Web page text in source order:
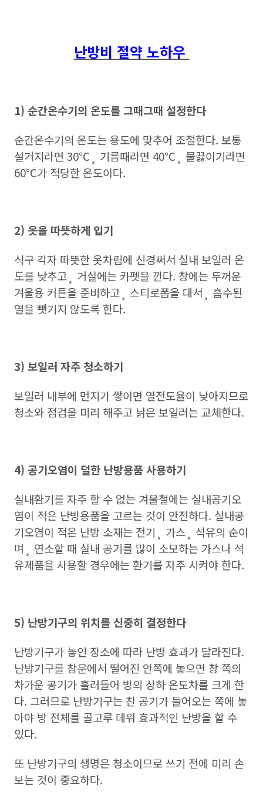
난방비 절약 노하우
1) 순간온수기의 온도를 그때그때 설정한다
순간온수기의 온도는 용도에 맞추어 조절한다. 보통
설거지라면 30℃¸ 기름때라면 40℃¸ 물끓이기라면
60℃가 적당한 온도이다.
2) 옷을 따뜻하게 입기
식구 각자 따뜻한 옷차림에 신경써서 실내 보일러 온
도를 낮추고¸ 거실에는 카펫을 깐다. 창에는 두꺼운
겨울용 커튼을 준비하고¸ 스티로폼을 대서¸ 흡수된
열을 뺏기지 않도록 한다.
3) 보일러 자주 청소하기
보일러 내부에 먼지가 쌓이면 열전도율이 낮아지므로
청소와 점검을 미리 해주고 낡은 보일러는 교체한다.
4) 공기오염이 덜한 난방용품 사용하기
실내환기를 자주 할 수 없는 겨울철에는 실내공기오
염이 적은 난방용품을 고르는 것이 안전하다. 실내공
기오염이 적은 난방 소재는 전기¸ 가스¸ 석유의 순이
며¸ 연소할 때 실내 공기를 많이 소모하는 가스나 석
유제품을 사용할 경우에는 환기를 자주 시켜야 한다.
5) 난방기구의 위치를 신중히 결정한다
난방기구가 놓인 장소에 따라 난방 효과가 달라진다.
난방기구를 창문에서 떨어진 안쪽에 놓으면 창 쪽의
차가운 공기가 흘러들어 방의 상하 온도차를 크게 한
다. 그러므로 난방기구는 찬 공기가 들어오는 쪽에 놓
아야 방 전체를 골고루 데워 효과적인 난방을 할 수
있다.
또 난방기구의 생명은 청소이므로 쓰기 전에 미리 손
보는 것이 중요하다.